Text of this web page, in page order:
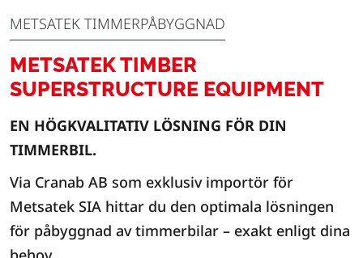
METSATEK TIMMERPÅBYGGNAD
METSATEK TIMBER
SUPERSTRUCTURE EQUIPMENT
EN HÖGKVALITATIV LÖSNING FÖR DIN
TIMMERBIL.
Via Cranab AB som exklusiv importör för
Metsatek SIA hittar du den optimala lösningen
för påbyggnad av timmerbilar – exakt enligt dina